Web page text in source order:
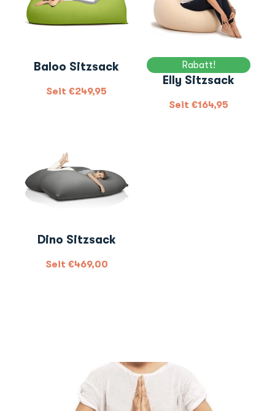
Baloo Sitzsack
Seit €249,95
Rabatt!
Elly Sitzsack
Seit €164,95
Dino Sitzsack
Seit €469,00